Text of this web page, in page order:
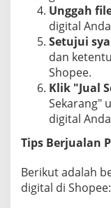
Unggah
digital
Setujui
dan
Shopee.
Klik "Jual
Sekarang"
digital
Tips Berjualan
Berikut adalah
digital di Shopee: